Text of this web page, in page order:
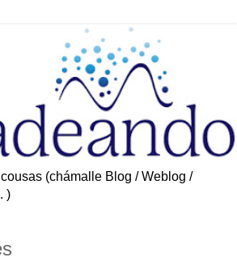
(chámalle Blog / Weblog /
)